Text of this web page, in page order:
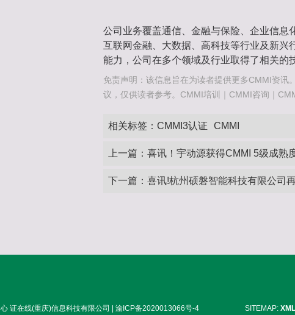
公司业务覆盖通信、金融与保险、企业信息
互联网金融、大数据、高科技等行业及新兴
能力，公司在多个领域及行业取得了相关的
免责声明：该信息旨在为读者提供更多CMMI资讯
议，仅供读者参考。CMMI培训｜CMMI咨询｜
相关标签： CMMI3认证 CMMI
上一篇： 喜讯！宇动源获得CMMI 5级成熟
下一篇： 喜讯!杭州硕磐智能科技有限公司
证在线(重庆)信息科技有限公司 | 渝ICP备2020013066号-4 SITEMAP: XML